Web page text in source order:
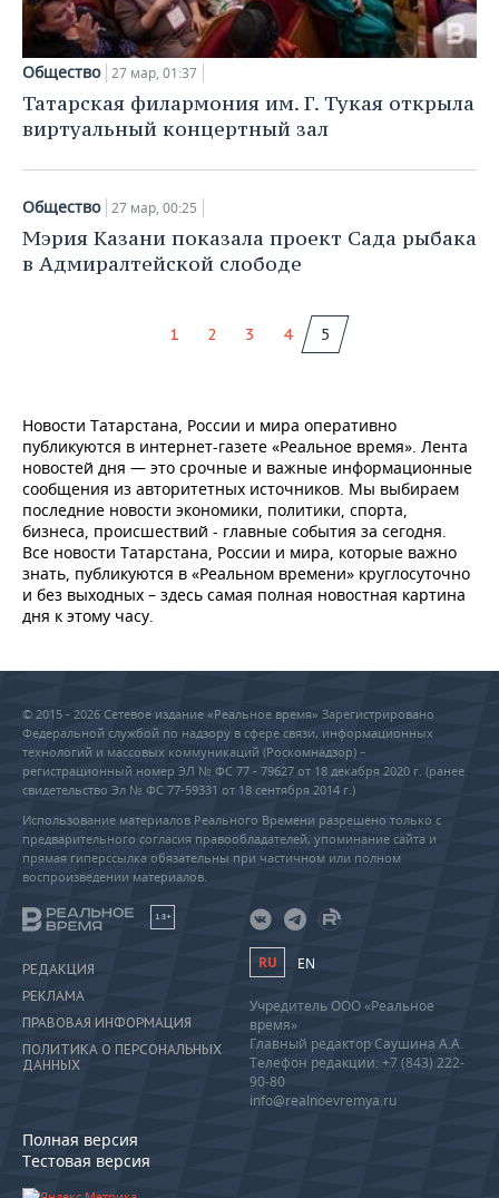
Общество 27 мар, 01:37
Татарская филармония им. Г. Тукая открыла
виртуальный концертный зал
Общество 27 мар, 00:25
Мэрия Казани показала проект Сада рыбака
в Адмиралтейской слободе
1 2 3 4 5
Новости Татарстана, России и мира оперативно
публикуются в интернет-газете «Реальное время». Лента
новостей дня — это срочные и важные информационные
сообщения из авторитетных источников. Мы выбираем
последние новости экономики, политики, спорта,
бизнеса, происшествий - главные события за сегодня.
Все новости Татарстана, России и мира, которые важно
знать, публикуются в «Реальном времени» круглосуточно
и без выходных – здесь самая полная новостная картина
дня к этому часу.
© 2015 - 2026 Сетевое издание «Реальное время» Зарегистрировано
Федеральной службой по надзору в сфере связи, информационных
технологий и массовых коммуникаций (Роскомнадзор) –
регистрационный номер ЭЛ № ФС 77 - 79627 от 18 декабря 2020 г. (ранее
свидетельство Эл № ФС 77-59331 от 18 сентября 2014 г.)
Использование материалов Реального Времени разрешено только с
предварительного согласия правообладателей, упоминание сайта и
прямая гиперссылка обязательны при частичном или полном
воспроизведении материалов.
18+
РЕДАКЦИЯ
РЕКЛАМА
ПРАВОВАЯ ИНФОРМАЦИЯ
ПОЛИТИКА О ПЕРСОНАЛЬНЫХ
ДАННЫХ
Полная версия
Тестовая версия
RU EN
Учредитель ООО «Реальное
время»
Главный редактор Саушина А.А.
Телефон редакции: +7 (843) 222-
90-80
info@realnoevremya.ru